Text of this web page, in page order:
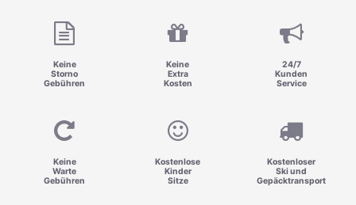
Keine
Storno
Gebühren
Keine
Extra
Kosten
24/7
Kunden
Service
Keine
Warte
Gebühren
Kostenlose
Kinder
Sitze
Kostenloser
Ski und
Gepäcktransport